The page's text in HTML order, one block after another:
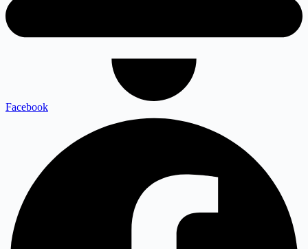
Facebook